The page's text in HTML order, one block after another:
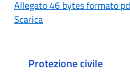
Allegato 46 bytes formato
Scarica
Protezione civile